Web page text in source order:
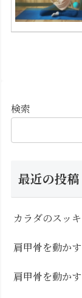
検索
最近の投稿
カラダのスッ
肩甲骨を動かす
肩甲骨を動か